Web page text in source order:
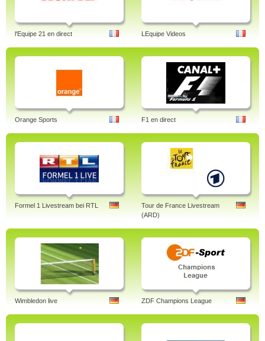
l'Equipe 21 en direct LEquipe Videos
Orange Sports F1 en direct
Formel 1 Livestream bei RTL
Tour de France Livestream
(ARD)
Wimbledon live ZDF Champions League